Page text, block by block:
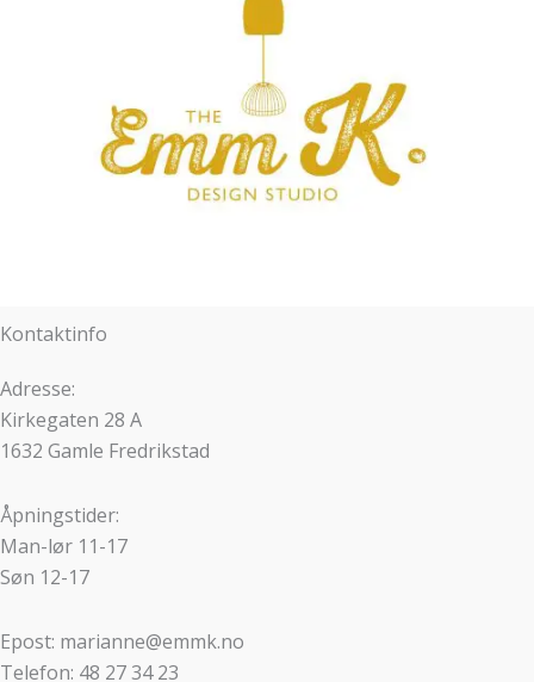
Kontaktinfo
Adresse:
Kirkegaten 28 A
1632 Gamle Fredrikstad
Åpningstider:
Man-lør 11-17
Søn 12-17
Epost: marianne@emmk.no
Telefon: 48 27 34 23